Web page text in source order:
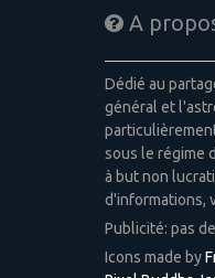
A
Dédié au
général et
sous le régime
à but non
d'informations,
Publicité: pas
Icons made by